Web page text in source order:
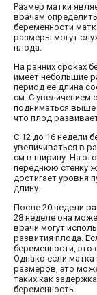
Размер матки
врачам
беременности
размеры могут
плода.
На ранних сроках
имеет небольшие
период ее длина
см. С увеличением
подниматься выше
что плод
С 12 до 16 недели
увеличиваться в
см в ширину. На
переднюю стенку
достигает уровня
длину.
После 20 недели
28 неделе она
врачи могут
развития плода.
беременности, это
Однако если
размеров, это
таких как
беременность.